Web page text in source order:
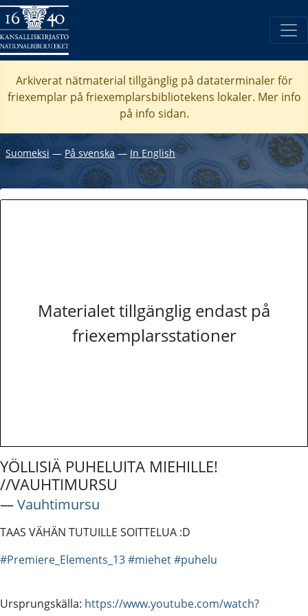
Arkiverat nätmaterial tillgänglig på dataterminaler för
friexemplar på friexemplarsbibliotekens lokaler. Mer info
på info sidan.
Suomeksi ― På svenska― In English
Materialet tillgänglig endast på
friexemplarsstationer
YÖLLISIÄ PUHELUITA MIEHILLE!
//VAUHTIMURSU
―Vauhtimursu
TAAS VÄHÄN TUTUILLE SOITTELUA :D
#Premiere_Elements_13#miehet#puhelu
Ursprungskälla: https://www.youtube.com/watch?